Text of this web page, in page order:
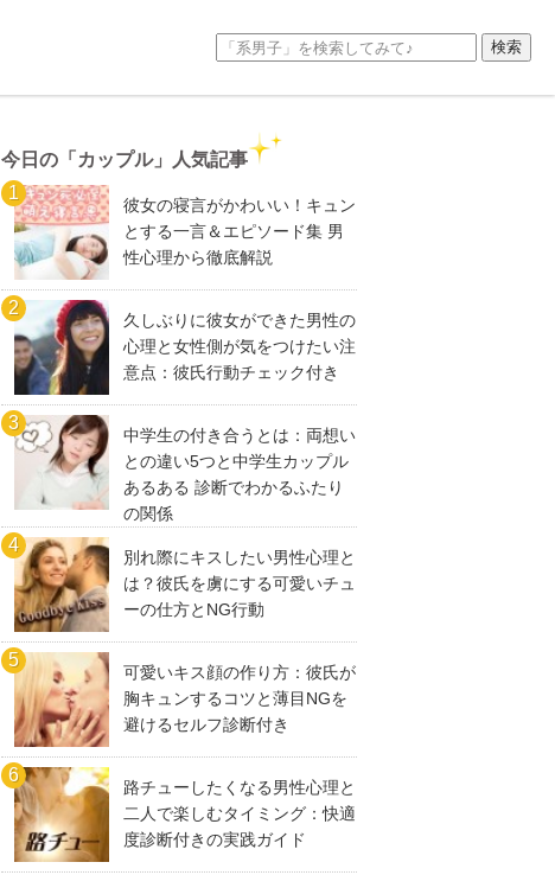
今日の「カップル」人気記事
彼女の寝言がかわいい！キュン
とする一言＆エピソード集 男
性心理から徹底解説
久しぶりに彼女ができた男性の
心理と女性側が気をつけたい注
意点：彼氏行動チェック付き
中学生の付き合うとは：両想い
との違い5つと中学生カップル
あるある 診断でわかるふたり
の関係
別れ際にキスしたい男性心理と
は？彼氏を虜にする可愛いチュ
ーの仕方とNG行動
可愛いキス顔の作り方：彼氏が
胸キュンするコツと薄目NGを
避けるセルフ診断付き
路チューしたくなる男性心理と
二人で楽しむタイミング：快適
度診断付きの実践ガイド